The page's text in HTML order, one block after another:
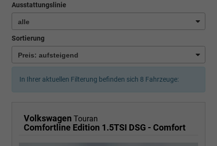
Ausstattungslinie
Sortierung
In Ihrer aktuellen Filterung befinden sich 8 Fahrzeuge:
Volkswagen Touran
Comfortline Edition 1.5TSI DSG - Comfort